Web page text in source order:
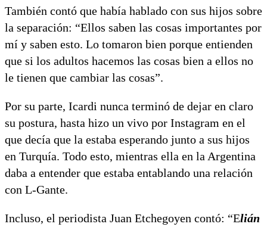
También contó que había hablado con sus hijos sobre
la separación: “Ellos saben las cosas importantes por
mí y saben esto. Lo tomaron bien porque entienden
que si los adultos hacemos las cosas bien a ellos no
le tienen que cambiar las cosas”.
Por su parte, Icardi nunca terminó de dejar en claro
su postura, hasta hizo un vivo por Instagram en el
que decía que la estaba esperando junto a sus hijos
en Turquía. Todo esto, mientras ella en la Argentina
daba a entender que estaba entablando una relación
con L-Gante.
Incluso, el periodista Juan Etchegoyen contó: “Elián